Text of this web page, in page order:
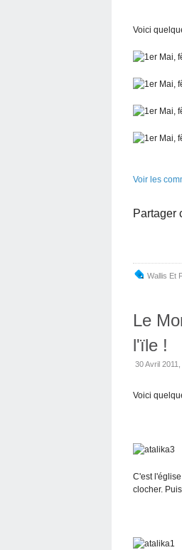
Voici
Voir les
Partager
Wallis Et
Le
l'ïle !
30 Avril
Voici
C'est
clocher.